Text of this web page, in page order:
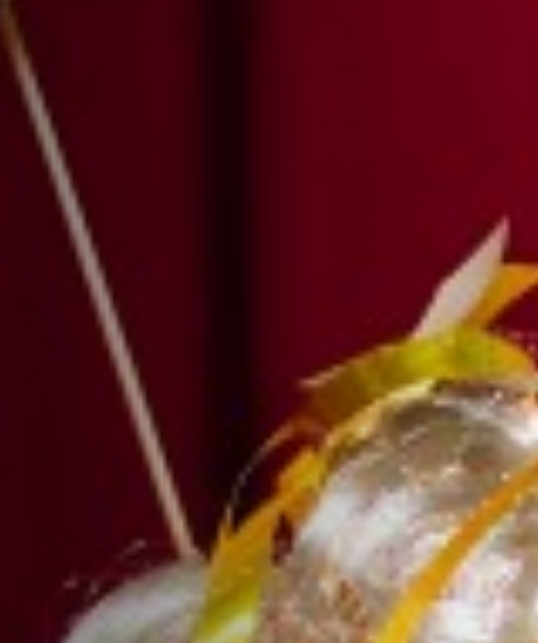
ON Y A JOUÉ
ESPACE BÉRAIRE,
LA CHAPELLE ST MESMIN
ILS NOUS SOUTIENNENT